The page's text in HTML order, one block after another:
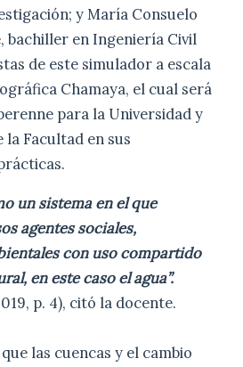
y María Consuelo
bachiller en Ingeniería Civil
de este simulador a escala
Chamaya, el cual será
para la Universidad y
la Facultad en sus
un sistema en el que
agentes sociales,
con uso compartido
en este caso el agua”.
p. 4), citó la docente.
las cuencas y el cambio